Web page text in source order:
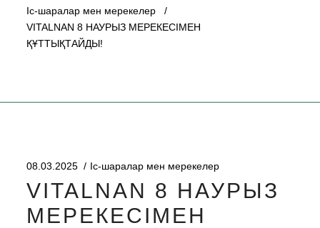
Іс-шаралар мен мерекелер
/
VITALNAN 8 НАУРЫЗ МЕРЕКЕСІМЕН
ҚҰТТЫҚТАЙДЫ!
08.03.2025 Іс-шаралар мен мерекелер
VITALNAN 8 НАУРЫЗ
МЕРЕКЕСІМЕН